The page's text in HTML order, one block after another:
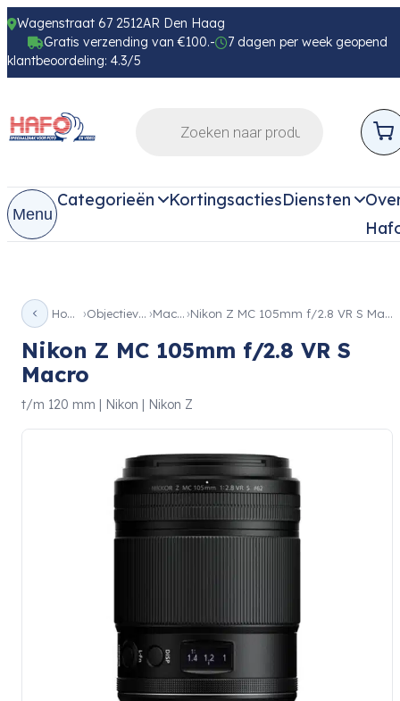
Wagenstraat 67 2512AR Den Haag
Gratis verzending van €100.-
7 dagen per week geopend
klantbeoordeling: 4.3/5
Menu
Categorieën KortingsactiesDiensten
Home Objectieven Macro Nikon Z MC 105mm f/2.8 VR S Macro
Nikon Z MC 105mm f/2.8 VR S
Macro
t/m 120 mm | Nikon | Nikon Z